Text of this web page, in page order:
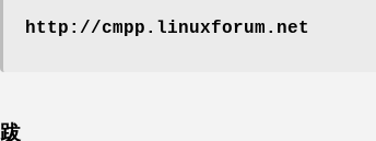
http://cmpp.linuxforum.net
跋